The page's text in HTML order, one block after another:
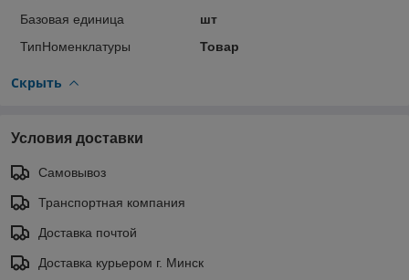
Базовая единица
шт
ТипНоменклатуры
Товар
Скрыть
Условия доставки
Самовывоз
Транспортная компания
Доставка почтой
Доставка курьером г. Минск